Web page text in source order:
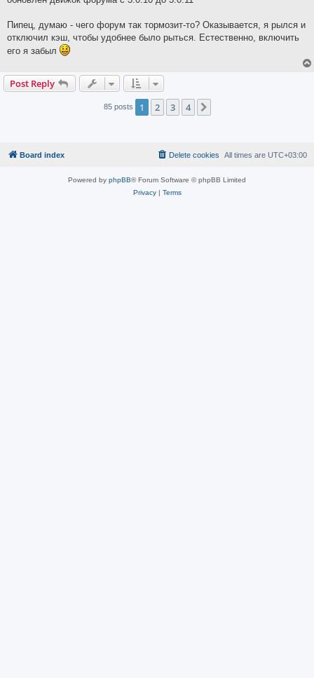
Пипец, думаю - чего форум так тормозит-то? Оказывается, я рылся и
отключил кэш, чтобы удобнее было рыться. Естественно, включить
его я забыл
Post Reply
85 posts 1 2 3 4
Board index All times are UTC+03:00
Delete cookies
Powered by phpBB® Forum Software © phpBB Limited
Privacy| Terms